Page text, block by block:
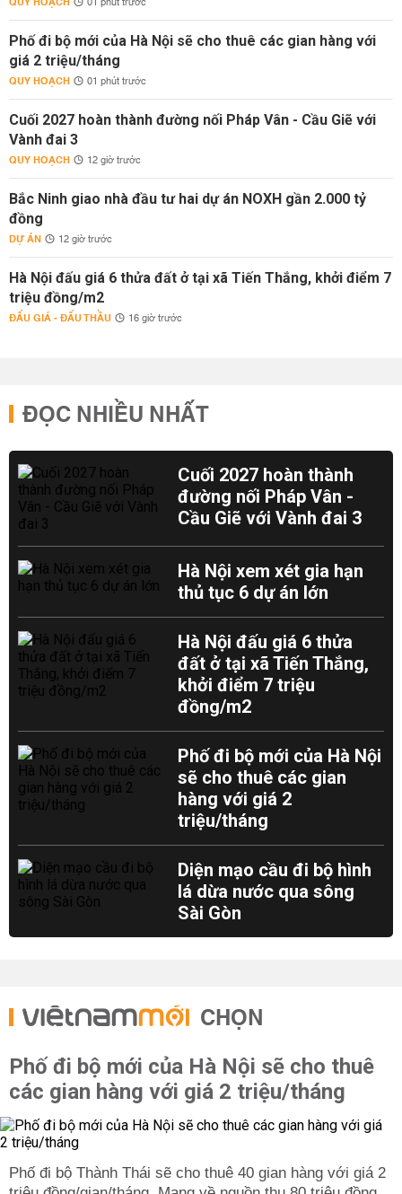
Phố đi bộ mới của Hà Nội sẽ cho thuê các gian hàng với
giá 2 triệu/tháng
QUY HOẠCH 01 phút trước
Cuối 2027 hoàn thành đường nối Pháp Vân - Cầu Giẽ với
Vành đai 3
QUY HOẠCH 12 giờ trước
Bắc Ninh giao nhà đầu tư hai dự án NOXH gần 2.000 tỷ
đồng
DỰ ÁN 12 giờ trước
Hà Nội đấu giá 6 thửa đất ở tại xã Tiến Thắng, khởi điểm 7
triệu đồng/m2
ĐẤU GIÁ - ĐẤU THẦU 16 giờ trước
ĐỌC NHIỀU NHẤT
Cuối 2027 hoàn thành
đường nối Pháp Vân -
Cầu Giẽ với Vành đai 3
Hà Nội xem xét gia hạn
thủ tục 6 dự án lớn
Hà Nội đấu giá 6 thửa
đất ở tại xã Tiến Thắng,
khởi điểm 7 triệu
đồng/m2
Phố đi bộ mới của Hà Nội
sẽ cho thuê các gian
hàng với giá 2
triệu/tháng
Diện mạo cầu đi bộ hình
lá dừa nước qua sông
Sài Gòn
CHỌN
Phố đi bộ mới của Hà Nội sẽ cho thuê
các gian hàng với giá 2 triệu/tháng
Phố đi bộ Thành Thái sẽ cho thuê 40 gian hàng với giá 2